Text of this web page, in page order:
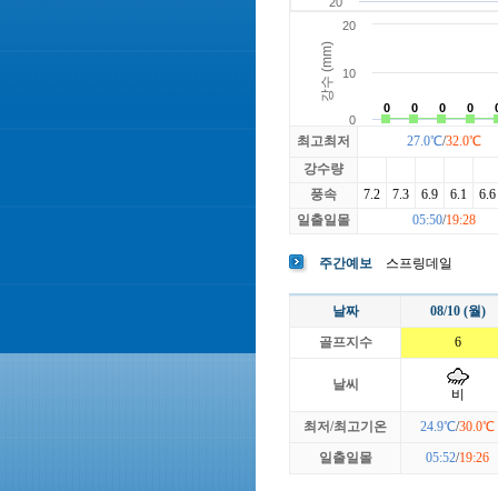
최고최저 27.0℃/32.0℃
강수량
풍속
7.2 7.3 6.9 6.1
6.6
일출일몰
05:50/19:28
주간예보 스프링데일
날짜
08/10 (월)
골프지수
6
날씨
비
최저/최고기온 24.9℃/30.0℃
일출일몰
05:52/19:26